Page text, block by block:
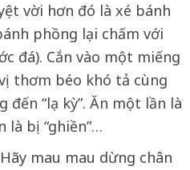
vời hơn đó là xé bánh
phồng lại chấm với
đá). Cắn vào một miếng
thơm béo khó tả cùng
“lạ kỳ”. Ăn một lần là
là bị “ghiền”…
mau mau dừng chân